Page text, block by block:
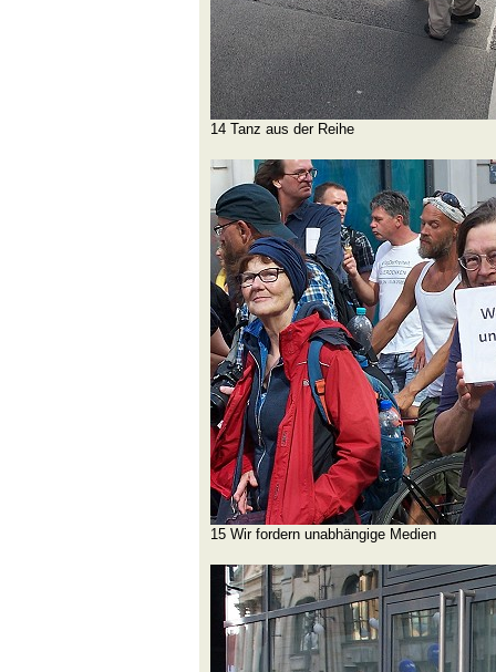
14 Tanz aus der Reihe
15 Wir fordern unabhängige Medien